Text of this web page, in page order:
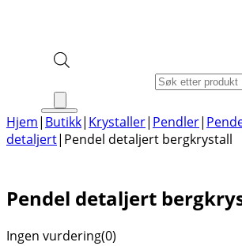
Hjem| Butikk| Krystaller| Pendler|
detaljert| Pendel detaljert bergkrystall
Pendel detaljert
Ingen vurdering(0)